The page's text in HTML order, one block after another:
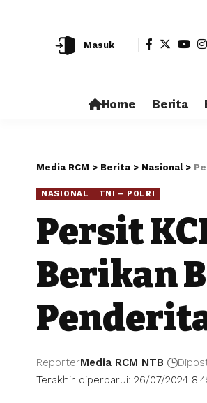
Masuk
Home Berita
Media RCM > Berita > Nasional>
NASIONAL TNI – POLRI
Persit
Berikan
Terakhir diperbarui: 26/07/2024
ReporterMedia RCM NTB